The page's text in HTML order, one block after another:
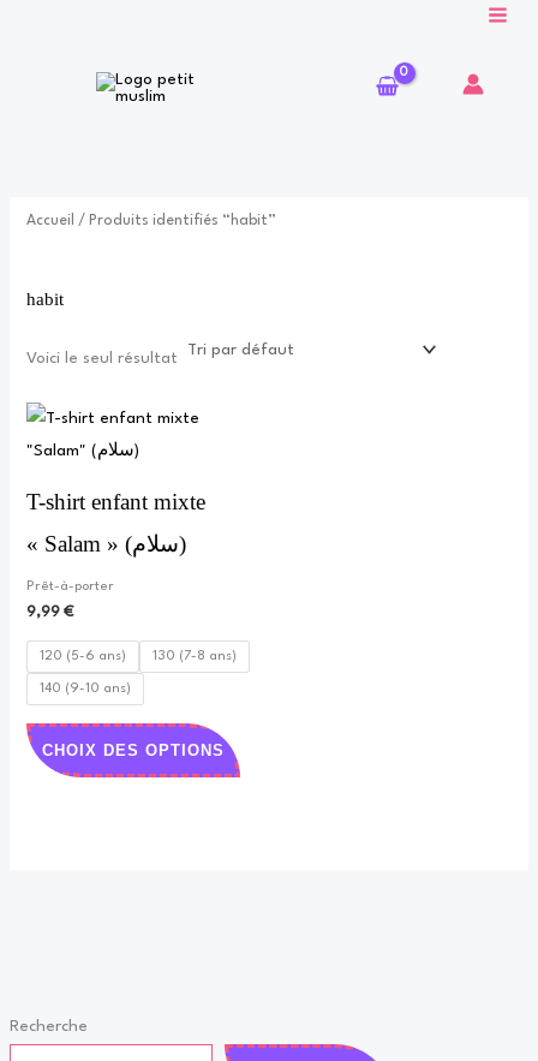
Recherche
Accueil / Produits identifiés “habit”
habit
Voici le seul résultat
T-shirt enfant mixte
« Salam » (سلام)
Prêt-à-porter
9,99€
120 (5-6 ans) 130 (7-8 ans)
140 (9-10 ans)
CHOIX DES OPTIONS
peuvent
être
la